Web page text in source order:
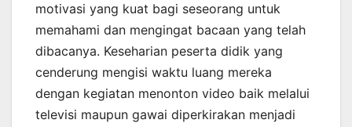
motivasi yang kuat bagi seseorang untuk
memahami dan mengingat bacaan yang telah
dibacanya. Keseharian peserta didik yang
cenderung mengisi waktu luang mereka
dengan kegiatan menonton video baik melalui
televisi maupun gawai diperkirakan menjadi